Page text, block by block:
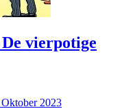
vierpotige
2023